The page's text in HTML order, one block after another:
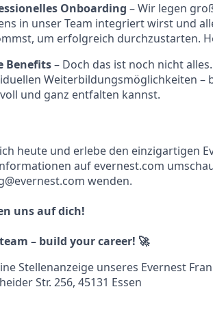
Onboarding – Wir legen
in unser Team integriert wirst und
um erfolgreich durchzustarten.
Benefits– Doch das ist noch nicht
Weiterbildungsmöglichkeiten –
und ganz entfalten kannst.
heute und erlebe den einzigartigen
auf evernest.com
wenden.
uns auf dich!
– build your career! 🚀
Stellenanzeige unseres Evernest
Str. 256, 45131 Essen